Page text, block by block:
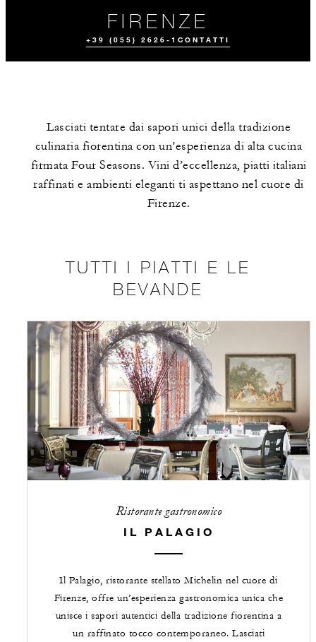
FIRENZE
+39 (055) 2626-1 CONTATTI
ESPERIENZE
CULINARIE
Lasciati tentare dai sapori unici della tradizione
culinaria fiorentina con un’esperienza di alta cucina
firmata Four Seasons. Vini d’eccellenza, piatti italiani
raffinati e ambienti eleganti ti aspettano nel cuore di
Firenze.
TUTTI I PIATTI E LE
BEVANDE
Ristorante gastronomico
IL PALAGIO
Il Palagio, ristorante stellato Michelin nel cuore di
Firenze, offre un’esperienza gastronomica unica che
unisce i sapori autentici della tradizione fiorentina a
un raffinato tocco contemporaneo. Lasciati